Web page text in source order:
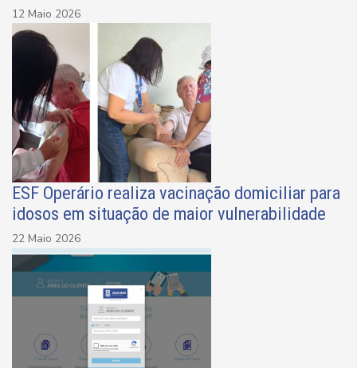
12 Maio 2026
ESF Operário realiza vacinação domiciliar para
idosos em situação de maior vulnerabilidade
22 Maio 2026